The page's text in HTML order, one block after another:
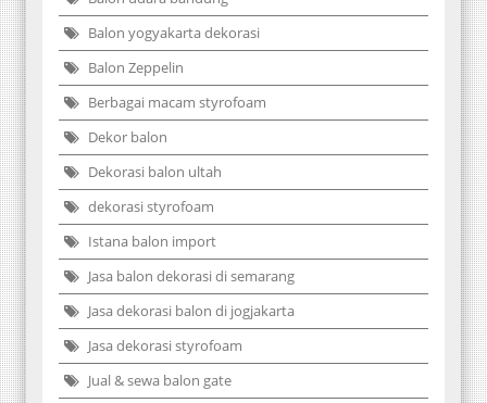
Balon yogyakarta dekorasi
Balon Zeppelin
Berbagai macam styrofoam
Dekor balon
Dekorasi balon ultah
dekorasi styrofoam
Istana balon import
Jasa balon dekorasi di semarang
Jasa dekorasi balon di jogjakarta
Jasa dekorasi styrofoam
Jual & sewa balon gate